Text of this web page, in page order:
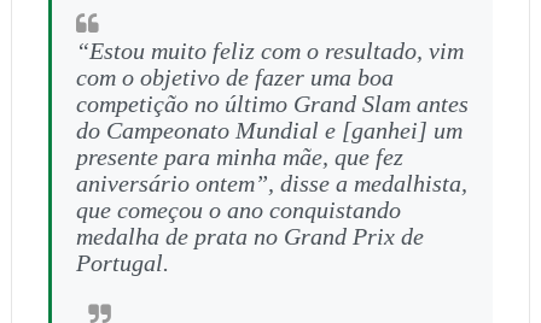
“Estou muito feliz com o resultado, vim
com o objetivo de fazer uma boa
competição no último Grand Slam antes
do Campeonato Mundial e [ganhei] um
presente para minha mãe, que fez
aniversário ontem”, disse a medalhista,
que começou o ano conquistando
medalha de prata no Grand Prix de
Portugal.